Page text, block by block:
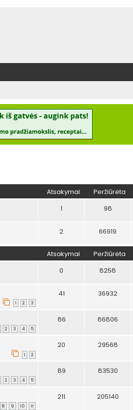
Atsakymai Peržiūrėta
1 98
2 66919
Atsakymai Peržiūrėta
0 8258
1 2 3
41 36932
2 3 4 5
86 86806
1 2
20 29568
2 3 4 5
89 83530
8 9 10 11
211 205140